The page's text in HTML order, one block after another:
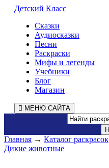
Детский Класс
Сказки
Аудиосказки
Песни
Раскраски
Мифы и легенды
Учебники
Блог
Магазин
МЕНЮ САЙТА
Главная → Каталог раскрасок
Дикие животные